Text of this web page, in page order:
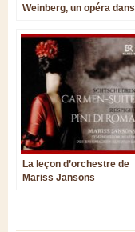
Weinberg, un opéra dans
d’Auschwitz
La leçon d’orchestre de
Mariss Jansons